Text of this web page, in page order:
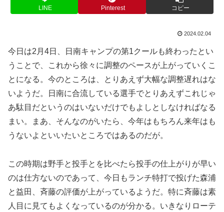
LINE Pinterest コピー
2024.02.04
今日は2月4日、日南キャンプの第1クールも終わったとい
うことで、これから徐々に調整のペースが上がっていくこ
とになる。今のところは、とりあえず大幅な調整遅れはな
いようだ。日南に合流している選手でとりあえずこれじゃ
あ駄目だというのはいないだけでもよしとしなければなる
まい。まあ、そんなのがいたら、今年はもちろん来年はも
うないよといいたいところではあるのだが。
この時期は野手と投手とを比べたら投手の仕上がりが早い
のは仕方ないのであって、今日もランチ特打で投げた森浦
と益田、斉藤の評価が上がっているようだ。特に斉藤は素
人目に見てもよくなっているのが分かる。いきなりローテ